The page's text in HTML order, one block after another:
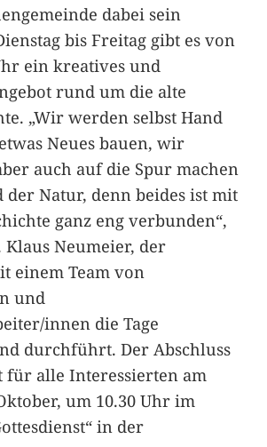
dabei sein
bis Freitag gibt es von
ein kreatives und
rund um die alte
„Wir werden selbst Hand
Neues bauen, wir
auch auf die Spur machen
der Natur, denn beides ist mit
ganz eng verbunden“,
Neumeier, der
einem Team von
und
innen die Tage
durchführt. Der Abschluss
für alle Interessierten am
um 10.30 Uhr im
in der